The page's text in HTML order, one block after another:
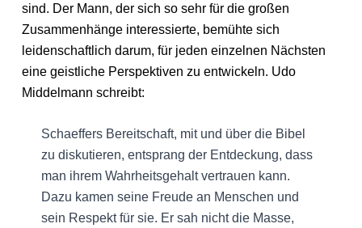
sind. Der Mann, der sich so sehr für die großen
Zusammenhänge interessierte, bemühte sich
leidenschaftlich darum, für jeden einzelnen Nächsten
eine geistliche Perspektiven zu entwickeln. Udo
Middelmann schreibt:
Schaeffers Bereitschaft, mit und über die Bibel
zu diskutieren, entsprang der Entdeckung, dass
man ihrem Wahrheitsgehalt vertrauen kann.
Dazu kamen seine Freude an Menschen und
sein Respekt für sie. Er sah nicht die Masse,